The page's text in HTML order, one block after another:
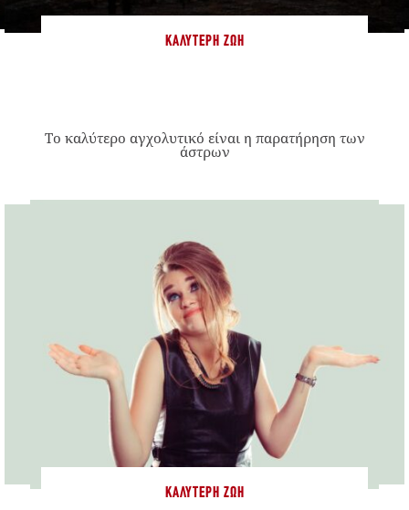
ΚΑΛΎΤΕΡΗ ΖΩΉ
Το καλύτερο αγχολυτικό είναι η παρατήρηση των
άστρων
ΚΑΛΎΤΕΡΗ ΖΩΉ